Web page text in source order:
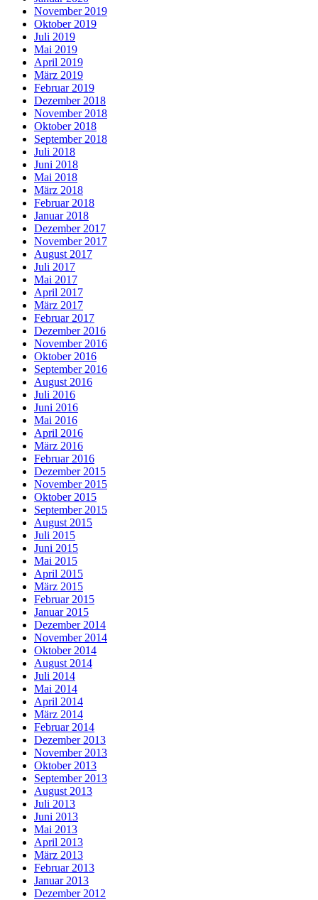
November 2019
Oktober 2019
Juli 2019
Mai 2019
April 2019
März 2019
Februar 2019
Dezember 2018
November 2018
Oktober 2018
September 2018
Juli 2018
Juni 2018
Mai 2018
März 2018
Februar 2018
Januar 2018
Dezember 2017
November 2017
August 2017
Juli 2017
Mai 2017
April 2017
März 2017
Februar 2017
Dezember 2016
November 2016
Oktober 2016
September 2016
August 2016
Juli 2016
Juni 2016
Mai 2016
April 2016
März 2016
Februar 2016
Dezember 2015
November 2015
Oktober 2015
September 2015
August 2015
Juli 2015
Juni 2015
Mai 2015
April 2015
März 2015
Februar 2015
Januar 2015
Dezember 2014
November 2014
Oktober 2014
August 2014
Juli 2014
Mai 2014
April 2014
März 2014
Februar 2014
Dezember 2013
November 2013
Oktober 2013
September 2013
August 2013
Juli 2013
Juni 2013
Mai 2013
April 2013
März 2013
Februar 2013
Januar 2013
Dezember 2012